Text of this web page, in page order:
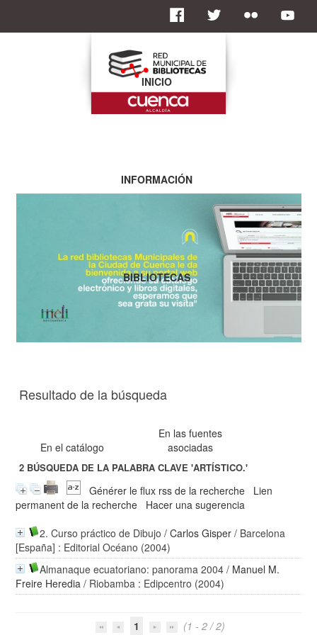
Resultado de la búsqueda
En el catálogo
En las fuentes
asociadas
2 BÚSQUEDA DE LA PALABRA CLAVE'ARTÍSTICO.'
Générer le flux rss de la recherche
Lien
permanent de la recherche
Hacer una sugerencia
2. Curso práctico de Dibujo /Carlos Gisper / Barcelona
[España] : Editorial Océano (2004)
Almanaque ecuatoriano: panorama 2004 / Manuel M.
Freire Heredia / Riobamba : Edipcentro (2004)
1 (1 - 2 / 2)
INICIO
INFORMACIÓN
BIBLIOTECAS